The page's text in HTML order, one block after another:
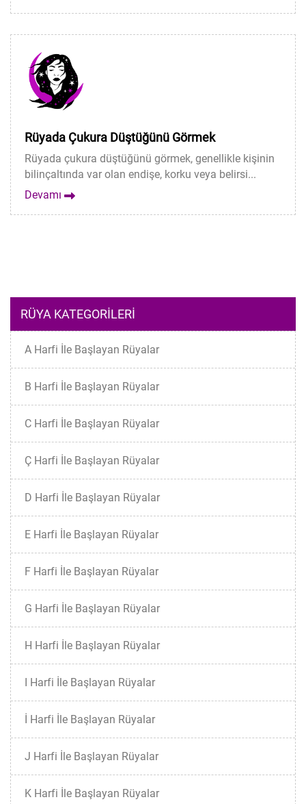
Rüyada Çukura Düştüğünü Görmek
Rüyada çukura düştüğünü görmek, genellikle kişinin
bilinçaltında var olan endişe, korku veya belirsi...
Devamı
RÜYA KATEGORILERI
A Harfi İle Başlayan Rüyalar
B Harfi İle Başlayan Rüyalar
C Harfi İle Başlayan Rüyalar
Ç Harfi İle Başlayan Rüyalar
D Harfi İle Başlayan Rüyalar
E Harfi İle Başlayan Rüyalar
F Harfi İle Başlayan Rüyalar
G Harfi İle Başlayan Rüyalar
H Harfi İle Başlayan Rüyalar
I Harfi İle Başlayan Rüyalar
İ Harfi İle Başlayan Rüyalar
J Harfi İle Başlayan Rüyalar
K Harfi İle Başlayan Rüyalar